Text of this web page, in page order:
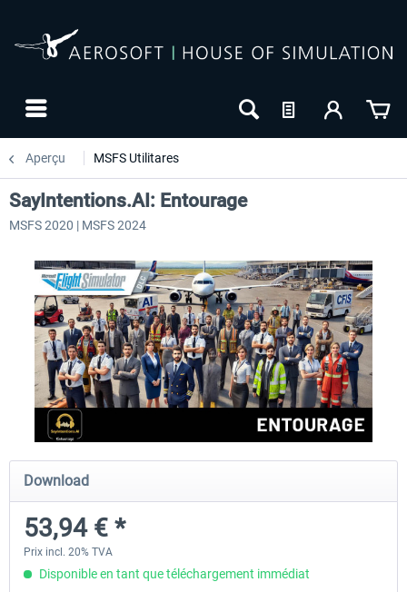
Aperçu MSFS Utilitares
rkApps - FSRealistic Pro MSFS
33,60 € *
SayIntentions.AI: Entourage
MSFS 2020 | MSFS 2024
Download
53,94 € *
Prix incl. 20% TVA
Disponible en tant que téléchargement immédiat